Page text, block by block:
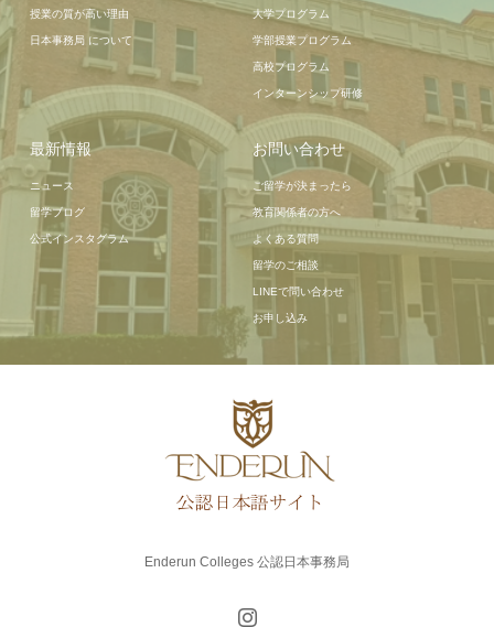
授業の質が高い理由
日本事務局 について
大学プログラム
学部授業プログラム
高校プログラム
インターンシップ研修
最新情報
ニュース
留学ブログ
公式インスタグラム
お問い合わせ
ご留学が決まったら
教育関係者の方へ
よくある質問
留学のご相談
LINEで問い合わせ
お申し込み
Enderun Colleges 公認日本事務局